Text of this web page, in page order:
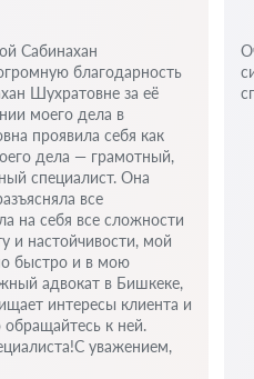
Сабинахан
благодарность
Шухратовне за её
моего дела в
проявила себя как
дела — грамотный,
специалист. Она
все
на себя все сложности
и настойчивости, мой
быстро и в мою
адвокат в Бишкеке,
интересы клиента и
обращайтесь к ней.
уважением,